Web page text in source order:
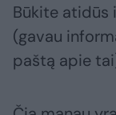
Būkite atidūs
(gavau
paštą apie